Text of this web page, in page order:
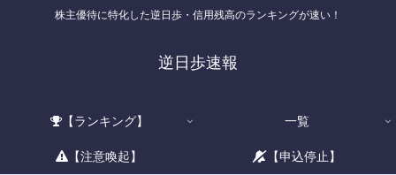
株主優待に特化した逆日歩・信用残高のランキングが速い！
逆日歩速報
【ランキング】 一覧
【注意喚起】 【申込停止】